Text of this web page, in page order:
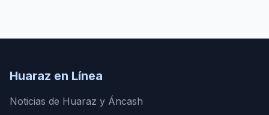
Huaraz en Línea
Noticias de Huaraz y Áncash